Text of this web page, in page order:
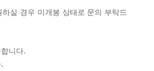
실 경우 미개봉 상태로 문의 부탁드
니다.